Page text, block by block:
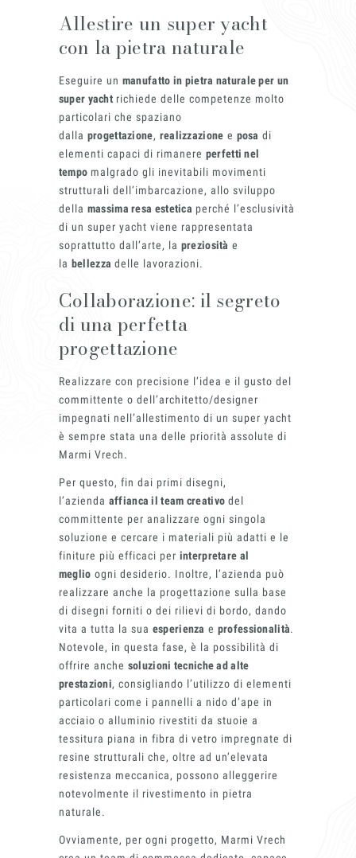
Innovation
Marmi
Materiali
Finiture
Magazine
Allestire un super yacht
con la pietra naturale
Eseguire un manufatto in pietra naturale per un
super yacht richiede delle competenze molto
particolari che spaziano
dalla progettazione, realizzazione e posa di
elementi capaci di rimanere perfetti nel
tempo malgrado gli inevitabili movimenti
strutturali dell’imbarcazione, allo sviluppo
della massima resa estetica perché l’esclusività
di un super yacht viene rappresentata
soprattutto dall’arte, la preziosità e
la bellezza delle lavorazioni.
Collaborazione: il segreto
di una perfetta
progettazione
Realizzare con precisione l’idea e il gusto del
committente o dell’architetto/designer
impegnati nell’allestimento di un super yacht
è sempre stata una delle priorità assolute di
Marmi Vrech.
Per questo, fin dai primi disegni,
l’azienda affianca il team creativo del
committente per analizzare ogni singola
soluzione e cercare i materiali più adatti e le
finiture più efficaci per interpretare al
meglio ogni desiderio. Inoltre, l’azienda può
realizzare anche la progettazione sulla base
di disegni forniti o dei rilievi di bordo, dando
vita a tutta la sua esperienza e professionalità.
Notevole, in questa fase, è la possibilità di
offrire anche soluzioni tecniche ad alte
prestazioni, consigliando l’utilizzo di elementi
particolari come i pannelli a nido d’ape in
acciaio o alluminio rivestiti da stuoie a
tessitura piana in fibra di vetro impregnate di
resine strutturali che, oltre ad un’elevata
resistenza meccanica, possono alleggerire
notevolmente il rivestimento in pietra
naturale.
Ovviamente, per ogni progetto, Marmi Vrech